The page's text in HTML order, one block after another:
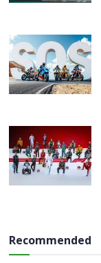
Recommended